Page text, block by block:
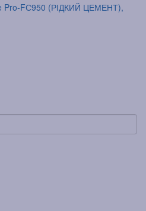
Pro-FС950 (РІДКИЙ ЦЕМЕНТ),